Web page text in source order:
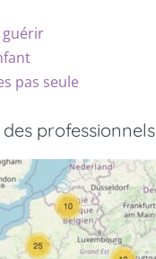
pas seule
des professionnels